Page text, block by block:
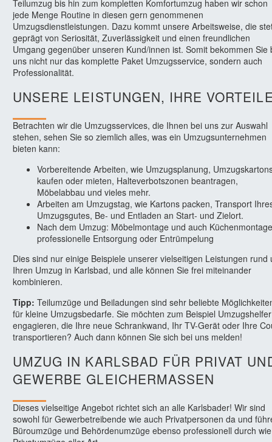
Teilumzug bis hin zum kompletten Komfortumzug haben wir schon
jede Menge Routine in diesen gern genommenen
Umzugsdienstleistungen. Dazu kommt unsere Arbeitsweise, die
geprägt von Seriosität, Zuverlässigkeit und einen freundlichen
Umgang gegenüber unseren Kund/innen ist. Somit bekommen Sie
uns nicht nur das komplette Paket Umzugsservice, sondern auch
Professionalität.
UNSERE LEISTUNGEN, IHRE
Betrachten wir die Umzugsservices, die Ihnen bei uns zur Auswahl
stehen, sehen Sie so ziemlich alles, was ein Umzugsunternehmen
bieten kann:
Vorbereitende Arbeiten, wie Umzugsplanung,
kaufen oder mieten, Halteverbotszonen beantragen,
Möbelabbau und vieles mehr.
Arbeiten am Umzugstag, wie Kartons packen, Transport
Umzugsgutes, Be- und Entladen an Start- und Zielort.
Nach dem Umzug: Möbelmontage und auch
professionelle Entsorgung oder Entrümpelung
Dies sind nur einige Beispiele unserer vielseitigen Leistungen rund
Ihren Umzug in Karlsbad, und alle können Sie frei miteinander
kombinieren.
Tipp: Teilumzüge und Beiladungen sind sehr beliebte
für kleine Umzugsbedarfe. Sie möchten zum Beispiel Umzugshelfer
engagieren, die Ihre neue Schrankwand, Ihr TV-Gerät oder Ihre
transportieren? Auch dann können Sie sich bei uns melden!
UMZUG IN KARLSBAD FÜR PRIVAT
GEWERBE GLEICHERMASSEN
Dieses vielseitige Angebot richtet sich an alle Karlsbader! Wir sind
sowohl für Gewerbetreibende wie auch Privatpersonen da und
Büroumzüge und Behördenumzüge ebenso professionell durch wie